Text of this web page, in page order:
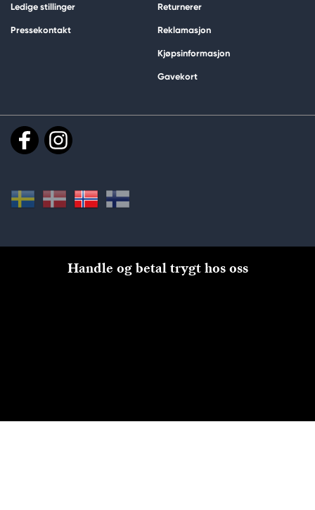
Ledige stillinger
Pressekontakt
Returnerer
Reklamasjon
Kjøpsinformasjon
Gavekort
Handle og betal trygt hos oss